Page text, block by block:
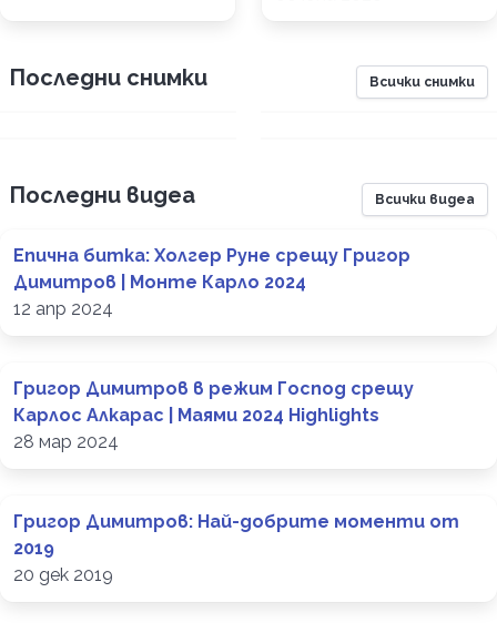
Последни снимки Всички снимки
Последни видеа Всички видеа
Епична битка: Холгер Руне срещу Григор
Димитров | Монте Карло 2024
12 апр 2024
Григор Димитров в режим Господ срещу
Карлос Алкарас | Маями 2024 Highlights
28 мар 2024
Григор Димитров: Най-добрите моменти от
2019
20 дек 2019